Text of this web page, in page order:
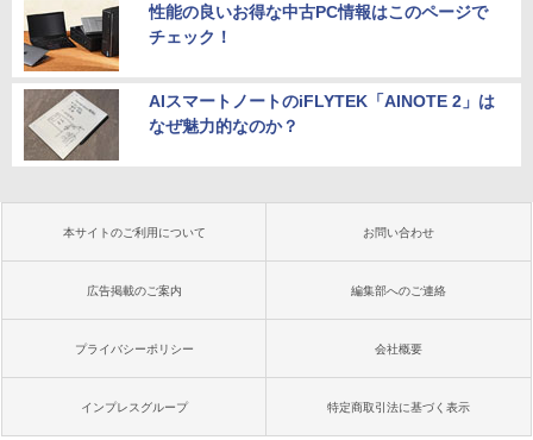
性能の良いお得な中古PC情報はこのページで
チェック！
AIスマートノートのiFLYTEK「AINOTE 2」は
なぜ魅力的なのか？
本サイトのご利用について お問い合わせ
広告掲載のご案内 編集部へのご連絡
プライバシーポリシー 会社概要
インプレスグループ 特定商取引法に基づく表示